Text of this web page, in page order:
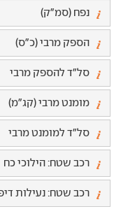
נפח (סמ"ק)
הספק מרבי (כ"ס)
סל"ד להספק מרבי
מומנט מרבי (קג"מ)
סל"ד למומנט מרבי
רכב שטח: הילוכי כח
רכב שטח: נעילות